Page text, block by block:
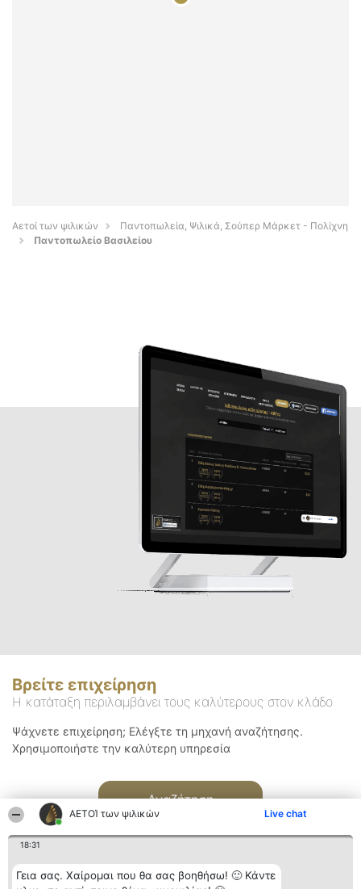
ΑΕΤΟΊ των ψιλικών Live chat
18:31
Γεια σας. Χαίρομαι που θα σας βοηθήσω! 🙂 Κάντε
Αετοί των ψιλικών
Παντοπωλεία, Ψιλικά, Σούπερ Μάρκετ - Πολίχνη
Παντοπωλείο Βασιλείου
Βρείτε επιχείρηση
Η κατάταξη περιλαμβάνει τους καλύτερους στον κλάδο
Ψάχνετε επιχείρηση; Ελέγξτε τη μηχανή αναζήτησης.
Χρησιμοποιήστε την καλύτερη υπηρεσία
Αναζήτηση